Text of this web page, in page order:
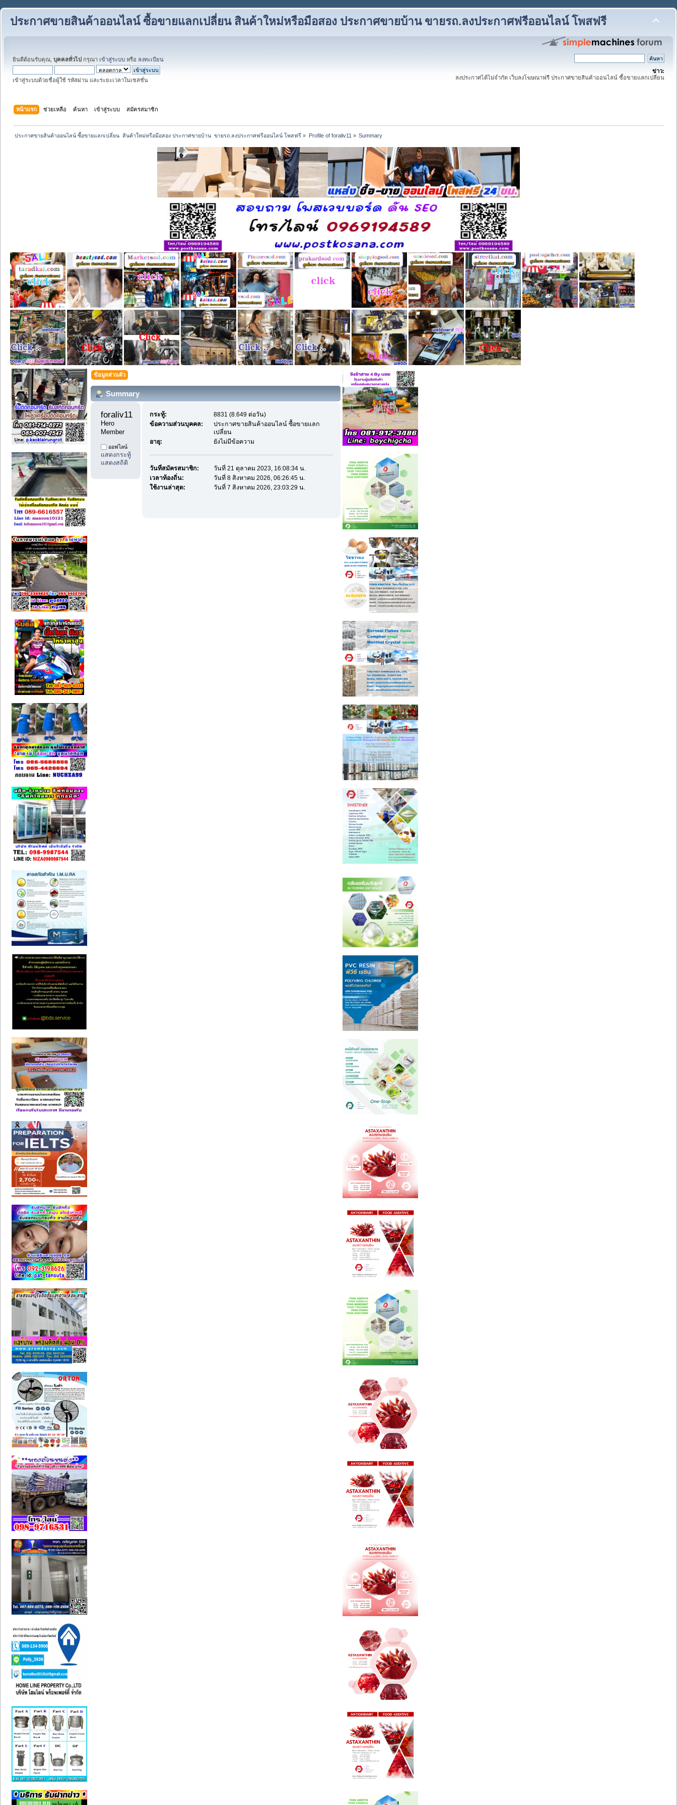
ประกาศขายสินค้าออนไลน์ ซื้อขายแลกเปลี่ยน สินค้าใหม่หรือมือสอง ประกาศขายบ้าน ขายรถ.ลงประกาศฟรีออนไลน์ โพสฟรี
ยินดีต้อนรับคุณ, บุคคลทั่วไป กรุณา เข้าสู่ระบบ หรือ ลงทะเบียน
เข้าสู่ระบบด้วยชื่อผู้ใช้ รหัสผ่าน และระยะเวลาในเซสชั่น
ข่าว:
ลงประกาศได้ไม่จำกัด เว็บลงโฆษณาฟรี ประกาศขายสินค้าออนไลน์ ซื้อขายแลกเปลี่ยน
หน้าแรก ช่วยเหลือ ค้นหา เข้าสู่ระบบ สมัครสมาชิก
ประกาศขายสินค้าออนไลน์ ซื้อขายแลกเปลี่ยน  สินค้าใหม่หรือมือสอง ประกาศขายบ้าน  ขายรถ.ลงประกาศฟรีออนไลน์ โพสฟรี » Profile of foraliv11 » Summary
ข้อมูลส่วนตัว
Summary
Hero
Member
ออฟไลน์
แสดงกระทู้
แสดงสถิติ
กระทู้:
8831 (8.649 ต่อวัน)
ข้อความส่วนบุคคล:
ประกาศขายสินค้าออนไลน์ ซื้อขายแลก
เปลี่ยน
อายุ:
ยังไม่มีข้อความ
วันที่สมัครสมาชิก:
วันที่ 21 ตุลาคม 2023, 16:08:34 น.
เวลาท้องถิ่น:
วันที่ 8 สิงหาคม 2026, 06:26:45 น.
ใช้งานล่าสุด:
วันที่ 7 สิงหาคม 2026, 23:03:29 น.